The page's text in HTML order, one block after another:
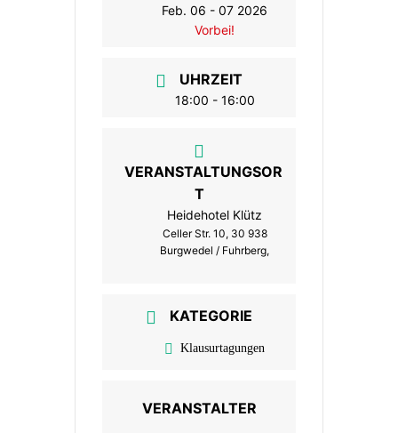
Feb. 06 - 07 2026
Vorbei!
UHRZEIT
18:00 - 16:00
VERANSTALTUNGSOR
T
Heidehotel Klütz
Celler Str. 10, 30 938
Burgwedel / Fuhrberg,
KATEGORIE
Klausurtagungen
VERANSTALTER